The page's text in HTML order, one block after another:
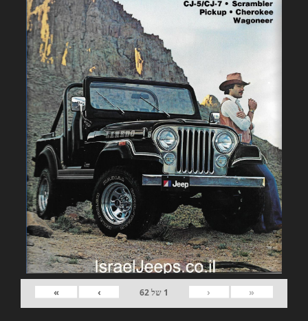
«
‹
1 של62
›
»